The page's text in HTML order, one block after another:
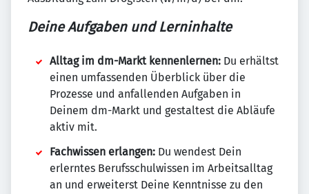
Deine Aufgaben und Lerninhalte
Alltag im dm-Markt kennenlernen: Du erhältst
einen umfassenden Überblick über die
Prozesse und anfallenden Aufgaben in
Deinem dm-Markt und gestaltest die Abläufe
aktiv mit.
Fachwissen erlangen: Du wendest Dein
erlerntes Berufsschulwissen im Arbeitsalltag
an und erweiterst Deine Kenntnisse zu den